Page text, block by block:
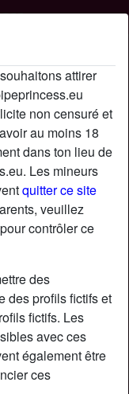
attirer
non censuré et
au moins 18
dans ton lieu de
Les mineurs
quitter ce site
veuillez
contrôler ce
des
des profils fictifs et
fictifs. Les
avec ces
également être
ces
Discuter !